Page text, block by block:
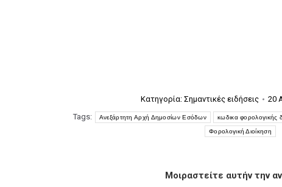
Κατηγορία: Σημαντικές ειδήσεις
20
Tags:
Ανεξάρτητη Αρχή Δημοσίων Εσόδων κωδικα φορολογικής
Φορολογική Διοίκηση
Μοιραστείτε αυτήν την